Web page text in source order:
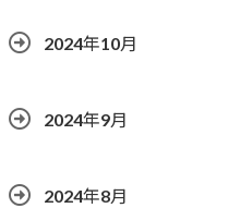
2024年10月
2024年9月
2024年8月